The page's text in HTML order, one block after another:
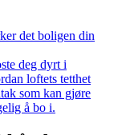
det boligen din
deg dyrt i
loftets tetthet
som kan gjøre
å bo i.